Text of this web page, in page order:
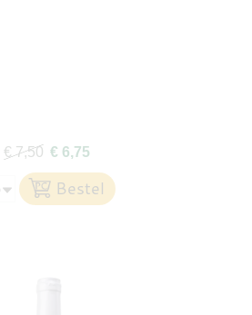
€ 7,50 € 6,75